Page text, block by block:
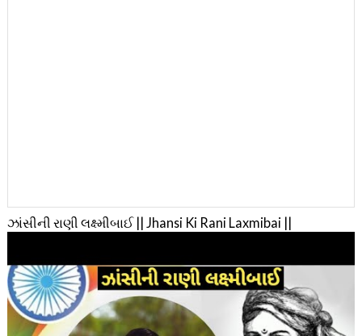
ઝાંસીની રાણી લક્ષ્મીબાઈ || Jhansi Ki Rani Laxmibai ||